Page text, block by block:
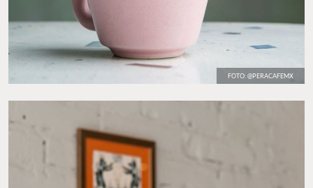
FOTO: @PERACAFEMX